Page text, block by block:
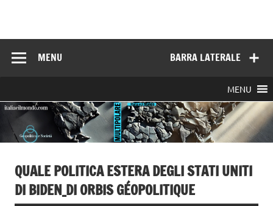
BARRA LATERALE
MENU
MENU
QUALE POLITICA ESTERA DEGLI STATI UNITI
DI BIDEN_DI ORBIS GÉOPOLITIQUE